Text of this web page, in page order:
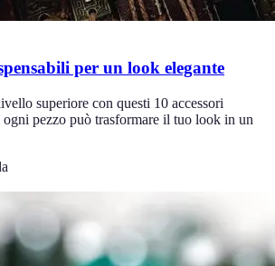
per un look elegante
superiore con questi 10 accessori
pezzo può trasformare il tuo look in un